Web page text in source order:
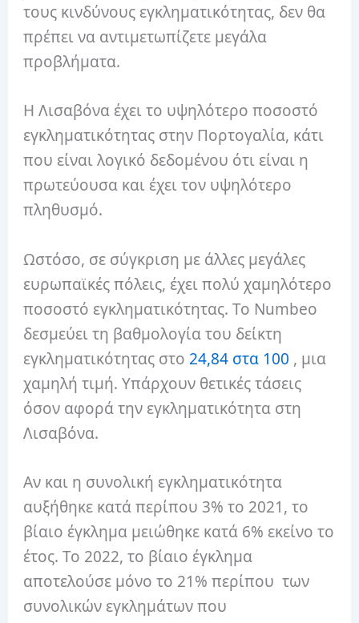
τους κινδύνους εγκληματικότητας, δεν θα
πρέπει να αντιμετωπίζετε μεγάλα
προβλήματα.
Η Λισαβόνα έχει το υψηλότερο ποσοστό
εγκληματικότητας στην Πορτογαλία, κάτι
που είναι λογικό δεδομένου ότι είναι η
πρωτεύουσα και έχει τον υψηλότερο
πληθυσμό.
Ωστόσο, σε σύγκριση με άλλες μεγάλες
ευρωπαϊκές πόλεις, έχει πολύ χαμηλότερο
ποσοστό εγκληματικότητας. Το Numbeo
δεσμεύει τη βαθμολογία του δείκτη
εγκληματικότητας στο24,84 στα 100 , μια
χαμηλή τιμή. Υπάρχουν θετικές τάσεις
όσον αφορά την εγκληματικότητα στη
Λισαβόνα.
Αν και η συνολική εγκληματικότητα
αυξήθηκε κατά περίπου 3% το 2021, το
βίαιο έγκλημα μειώθηκε κατά 6% εκείνο το
έτος. Το 2022, το βίαιο έγκλημα
αποτελούσε μόνο το 21% περίπου των
συνολικών εγκλημάτων που